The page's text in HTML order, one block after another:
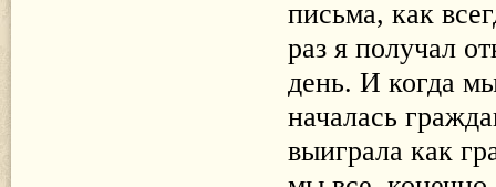
письма, как
раз я получал
день. И когда
началась
выиграла как